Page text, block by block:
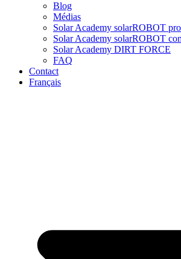
Blog
Médias
Solar Academy solarROBOT pro
Solar Academy solarROBOT
Solar Academy DIRT FORCE
FAQ
Contact
Français